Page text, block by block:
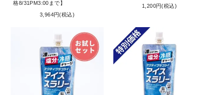
格8/31PM3:00まで】
3,964円(税込)
1,200円(税込)